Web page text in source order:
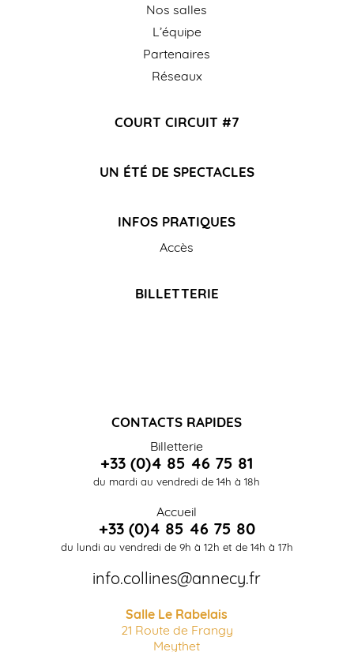
Nos salles
L’équipe
Partenaires
Réseaux
COURT CIRCUIT #7
UN ÉTÉ DE SPECTACLES
INFOS PRATIQUES
Accès
BILLETTERIE
CONTACTS RAPIDES
Billetterie
+33 (0)4 85 46 75 81
du mardi au vendredi de 14h à 18h
Accueil
+33 (0)4 85 46 75 80
du lundi au vendredi de 9h à 12h et de 14h à 17h
info.collines@annecy.fr
Salle Le Rabelais
21 Route de Frangy
Meythet